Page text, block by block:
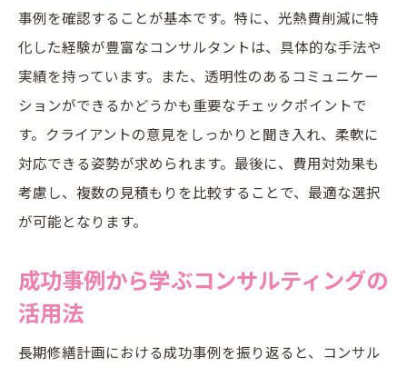
事例を確認することが基本です。特に、光熱費削減に特
化した経験が豊富なコンサルタントは、具体的な手法や
実績を持っています。また、透明性のあるコミュニケー
ションができるかどうかも重要なチェックポイントで
す。クライアントの意見をしっかりと聞き入れ、柔軟に
対応できる姿勢が求められます。最後に、費用対効果も
考慮し、複数の見積もりを比較することで、最適な選択
が可能となります。
成功事例から学ぶコンサルティングの
活用法
長期修繕計画における成功事例を振り返ると、コンサル